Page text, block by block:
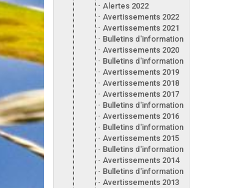
Alertes 2022
Avertissements 2022
Avertissements 2021
Bulletins d'information 2021
Avertissements 2020
Bulletins d'information 2020
Avertissements 2019
Avertissements 2018
Avertissements 2017
Bulletins d'information 2017
Avertissements 2016
Bulletins d'information 2016
Avertissements 2015
Bulletins d'information 2015
Avertissements 2014
Bulletins d'information 2014
Avertissements 2013